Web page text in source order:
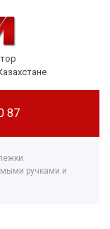
87
ручками и